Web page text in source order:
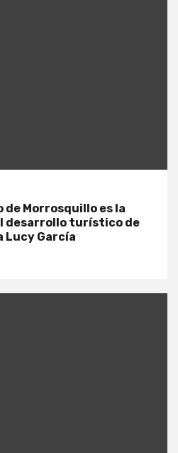
de Morrosquillo es la
desarrollo turístico de
Lucy García